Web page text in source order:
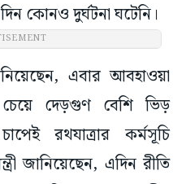
কোনও দুর্ঘটনা ঘটেনি।
এবার আবহাওয়া
চেয়ে দেড়গুণ বেশি ভিড়
রথযাত্রার কর্মসূচি
জানিয়েছেন, এদিন রীতি